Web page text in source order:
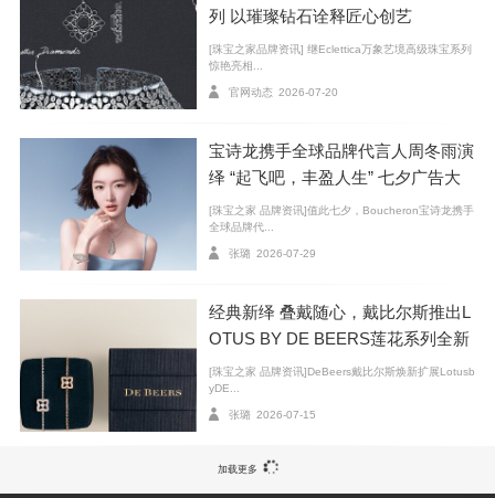
列 以璀璨钻石诠释匠心创艺
[珠宝之家品牌资讯] 继Eclettica万象艺境高级珠宝系列
惊艳亮相...
官网动态 2026-07-20
宝诗龙携手全球品牌代言人周冬雨演
绎 “起飞吧，丰盈人生” 七夕广告大
片
[珠宝之家 品牌资讯]值此七夕，Boucheron宝诗龙携手
全球品牌代...
张璐 2026-07-29
经典新绎 叠戴随心，戴比尔斯推出L
OTUS BY DE BEERS莲花系列全新
臻作
[珠宝之家 品牌资讯]DeBeers戴比尔斯焕新扩展Lotusb
yDE...
张璐 2026-07-15
加载更多